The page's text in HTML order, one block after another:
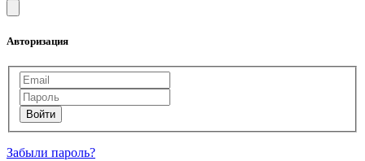
Авторизация
Забыли пароль?